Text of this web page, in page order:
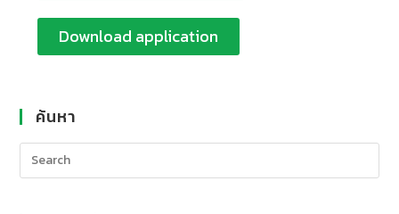
Download application
ค้นหา